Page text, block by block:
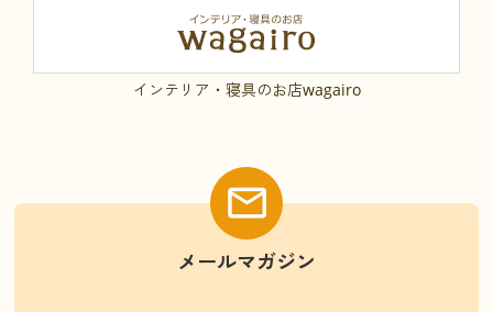
インテリア・寝具のお店wagairo
メールマガジン